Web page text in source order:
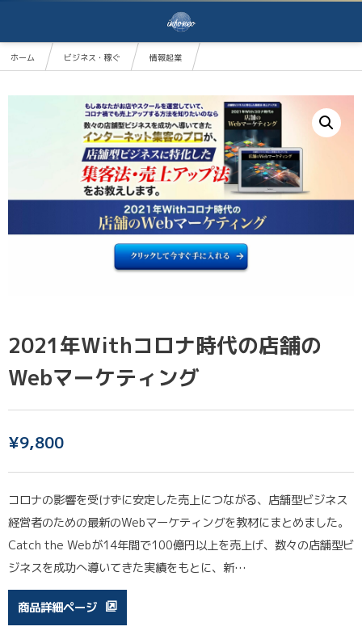
ホーム ビジネス・稼ぐ
情報起業
2021年Withコロナ時代の店舗の
Webマーケティング
¥9,800
コロナの影響を受けずに安定した売上につながる、店舗型ビジネス
経営者のための最新のWebマーケティングを教材にまとめました。
Catch the Webが14年間で100億円以上を売上げ、数々の店舗型ビ
ジネスを成功へ導いてきた実績をもとに、新…
商品詳細ページ